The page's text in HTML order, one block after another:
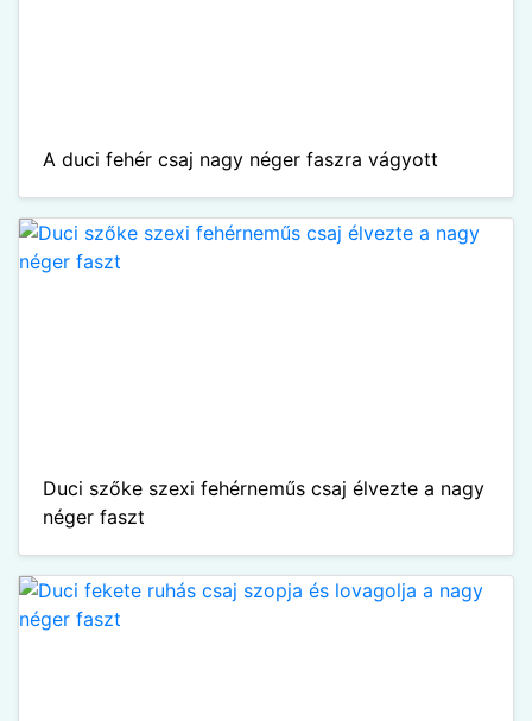
A duci fehér csaj nagy néger faszra vágyott
Duci szőke szexi fehérneműs csaj élvezte a nagy
néger faszt